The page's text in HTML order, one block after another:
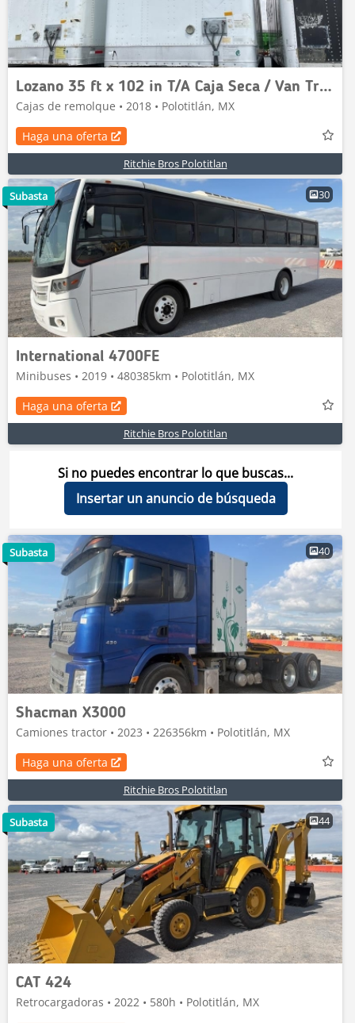
Lozano 35 ft x 102 in T/A Caja Seca / Van Trailer
Cajas de remolque • 2018 • Polotitlán, MX
Haga una oferta
Ritchie Bros Polotitlan
30
International 4700FE
Minibuses • 2019 • 480385km • Polotitlán, MX
Haga una oferta
Ritchie Bros Polotitlan
Subasta
Si no puedes encontrar lo que buscas...
Insertar un anuncio de búsqueda
40
Shacman X3000
Camiones tractor • 2023 • 226356km • Polotitlán, MX
Haga una oferta
Ritchie Bros Polotitlan
Subasta
44
CAT 424
Retrocargadoras • 2022 • 580h • Polotitlán, MX
Subasta